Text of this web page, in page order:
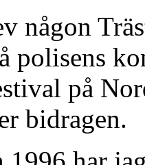
någon
polisens
på
bidragen.